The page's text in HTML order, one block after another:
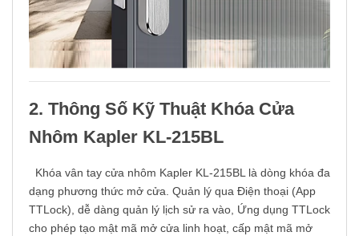
2. Thông Số Kỹ Thuật Khóa Cửa
Nhôm Kapler KL-215BL
Khóa vân tay cửa nhôm Kapler KL-215BL là dòng khóa đa
dạng phương thức mở cửa. Quản lý qua Điện thoại (App
TTLock), dễ dàng quản lý lịch sử ra vào, Ứng dụng TTLock
cho phép tạo mật mã mở cửa linh hoạt, cấp mật mã mở